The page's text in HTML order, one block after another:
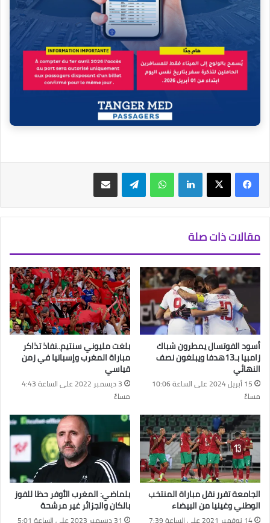
فيسبوك‫X لينكدإن واتساب تيلقرام مشاركة عبر البريد
مقالات ذات صلة
أسود الفوتسال يمطرون شباك
زامبيا بـ13هدفا ويبلغون نصف
النهائي
15 أبريل 2024 على الساعة 10:06
مساءً
بلغت مليوني سنتيم..نفاذ تذاكر
مباراة المغرب وإسبانيا في زمن
قياسي
3 ديسمبر 2022 على الساعة 4:43
مساءً
الجامعة تقرر نقل مباراة المنتخب
الوطني وغينيا من البيضاء
بلماضي: المغرب الأوفر حظا للفوز
بالكان والجزائر غير مرشحة